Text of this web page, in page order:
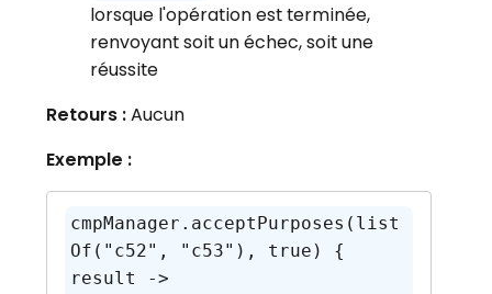
lorsque l'opération est terminée,
renvoyant soit un échec, soit une
réussite
Retours :Aucun
Exemple :
cmpManager.acceptPurposes(list
Of("c52", "c53"), true) {
result ->